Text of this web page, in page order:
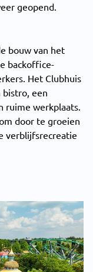
geopend.
bouw van het
backoffice-
Het Clubhuis
een
ruime werkplaats.
door te groeien
verblijfsrecreatie